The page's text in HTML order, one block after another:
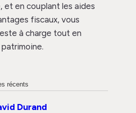
et en couplant les aides
fiscaux, vous
à charge tout en
récents
Durand